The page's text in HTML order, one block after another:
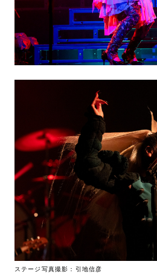
ステージ写真撮影：引地信彦